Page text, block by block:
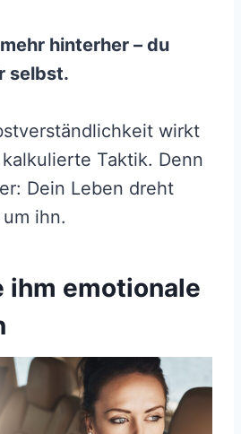
hinterher – du
selbst.
wirkt
Taktik. Denn
Dein Leben dreht
ihn.
ihm emotionale